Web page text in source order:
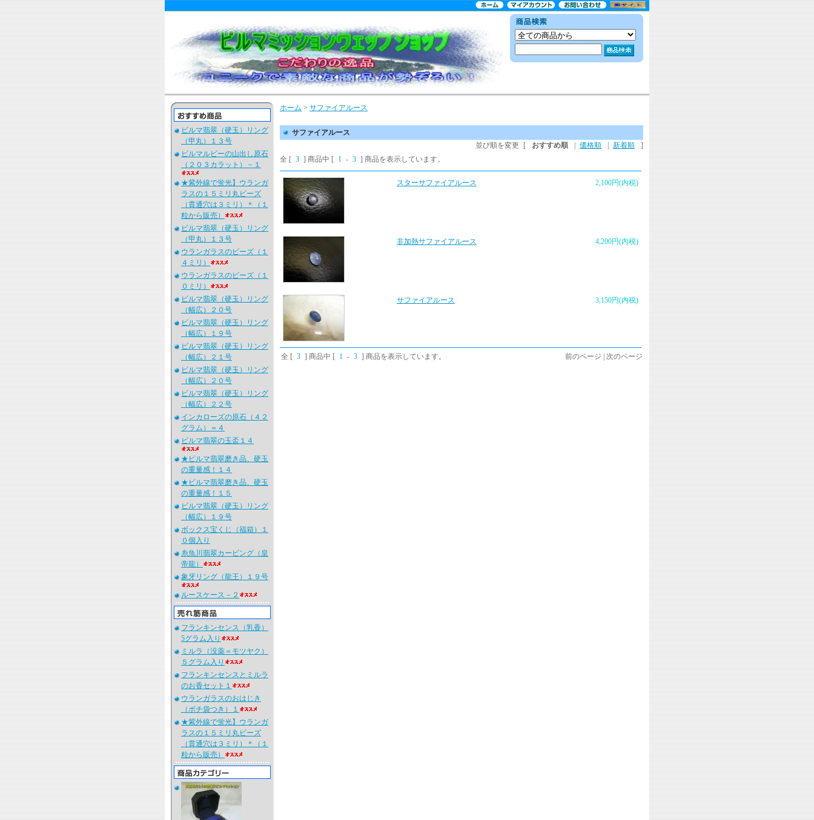
ビルマ翡翠（硬玉）リング
（甲丸）１３号
ビルマルビーの山出し原石
（２０３カラット）－１
★紫外線で蛍光】ウランガ
ラスの１５ミリ丸ビーズ
（貫通穴は３ミリ）＊（１
粒から販売）
ビルマ翡翠（硬玉）リング
（甲丸）１３号
ウランガラスのビーズ（１
４ミリ）
ウランガラスのビーズ（１
０ミリ）
ビルマ翡翠（硬玉）リング
（幅広）２０号
ビルマ翡翠（硬玉）リング
（幅広）１９号
ビルマ翡翠（硬玉）リング
（幅広）２１号
ビルマ翡翠（硬玉）リング
（幅広）２０号
ビルマ翡翠（硬玉）リング
（幅広）２２号
インカローズの原石（４２
グラム）＝４
ビルマ翡翠の玉盃１４
★ビルマ翡翠磨き品、硬玉
の重量感！１４
★ビルマ翡翠磨き品、硬玉
の重量感！１５
ビルマ翡翠（硬玉）リング
（幅広）１９号
ボックス宝くじ（福箱）１
０個入り
糸魚川翡翠カービング（皇
帝龍）
象牙リング（龍王）１９号
ルースケース－２
フランキンセンス（乳香）
5グラム入り
ミルラ（没薬＝モツヤク）
５グラム入り
フランキンセンスとミルラ
のお香セット１
ウランガラスのおはじき
（ポチ袋つき）１
★紫外線で蛍光】ウランガ
ラスの１５ミリ丸ビーズ
（貫通穴は３ミリ）＊（１
粒から販売）
ホーム > サファイアルース
サファイアルース
並び順を変更
[ おすすめ順 価格順 新着順
]
全 [ 3 ] 商品中 [ 1 - 3 ] 商品を表示しています。
2,100円(内税)
スターサファイアルース
4,200円(内税)
非加熱サファイアルース
3,150円(内税)
サファイアルース
全 [ 3 ] 商品中 [ 1 - 3 ] 商品を表示しています。 前のページ | 次のページ